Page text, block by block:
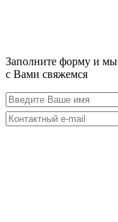
Заполните форму и мы
с Вами свяжемся